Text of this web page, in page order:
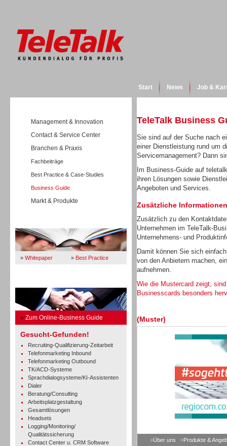
Start News Job &
Management & Innovation
Contact & Service Center
Branchen & Praxis
Fachbeiträge
Best Practice & Case-Studies
Business Guide
Markt & Produkte
» Whitepaper » Best Practice
» Zum Online-Business Guide
Gesucht-Gefunden!
Recruiting-Qualifizierung-Zeitarbeit
Telefonmarketing Inbound
Telefonmarketing Outbound
TK/ACD-Systeme
Sprachdialogsysteme/KI-Assistenten
Dialer
Beratung/Consulting
Arbeitsplatzgestaltung
Gesamtlösungen
Headsets
Logging/Monitoring/
Qualitätssicherung
Contact Center u. CRM Software
TeleTalk Business
Sie sind auf der Suche nach
einer Dienstleistung rund um
Servicemanagement? Dann
Im Business-Guide auf
ihren Lösungen sowie
Angeboten und Services.
Zusätzliche
Zusätzlich zu den
Unternehmen im TeleTalk-
Unternehmens- und
Damit können Sie sich
von den Anbietern machen,
aufnehmen.
Wie die Mustercard zeigt,
Businesscards besonders
(Muster)
»Über uns »Produkte &